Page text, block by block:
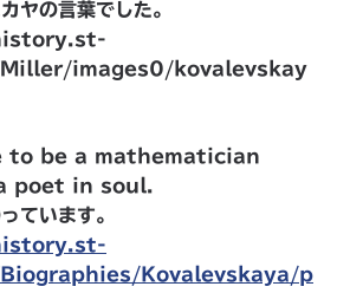
ヤの言葉でした。
images0/kovalevskay
to be a mathematician
poet in soul.
ています。
Kovalevskaya/p